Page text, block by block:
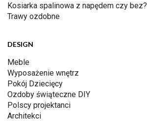
Kosiarka spalinowa z napędem czy bez?
Trawy ozdobne
DESIGN
Meble
Wyposażenie wnętrz
Pokój Dziecięcy
Ozdoby świąteczne DIY
Polscy projektanci
Architekci